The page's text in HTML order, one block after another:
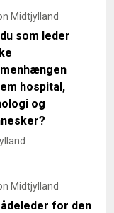
Midtjylland
som leder
hospital,
og
Midtjylland
for den